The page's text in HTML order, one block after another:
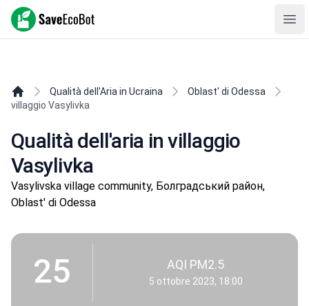
SaveEcoBot
Qualità dell'Aria in Ucraina
Oblast' di Odessa
villaggio Vasylivka
Qualità dell'aria in villaggio
Vasylivka
Vasylivska village community, Болградський район,
Oblast' di Odessa
25 AQI PM2.5
5 ottobre 2023, 18:00